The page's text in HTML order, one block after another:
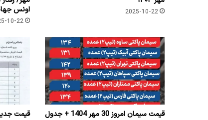
2025-10-22
اونس
10-22
قیمت سیمان امروز 30 مهر 1404 + جدول قیمت